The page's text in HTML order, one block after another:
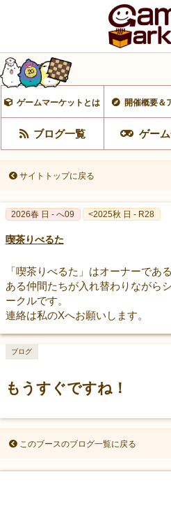
ゲームマーケットとは 開催概要＆
ブログ一覧 ゲー
サイトトップに戻る
2026春 日 - へ09 <2025秋 日 - R28
喫茶りべるた
「喫茶りべるた」はオーナーであ
ある仲間たちが入れ替わりながら
ークルです。
連絡は私のXへお願いします。
もうすぐですね！
ブログ
このブースのブログ一覧に戻る